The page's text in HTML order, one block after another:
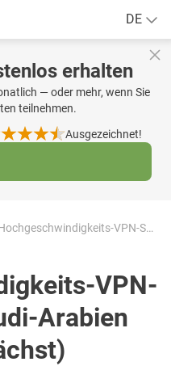
DE
erhalten
— oder mehr, wenn Sie
teilnehmen.
Ausgezeichnet!
Hochgeschwindigkeits-VPN-Server in Saudi-Arabien
VPN-
Arabien